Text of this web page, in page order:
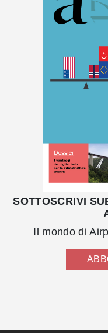
SOTTOSCRIVI
Il mondo di